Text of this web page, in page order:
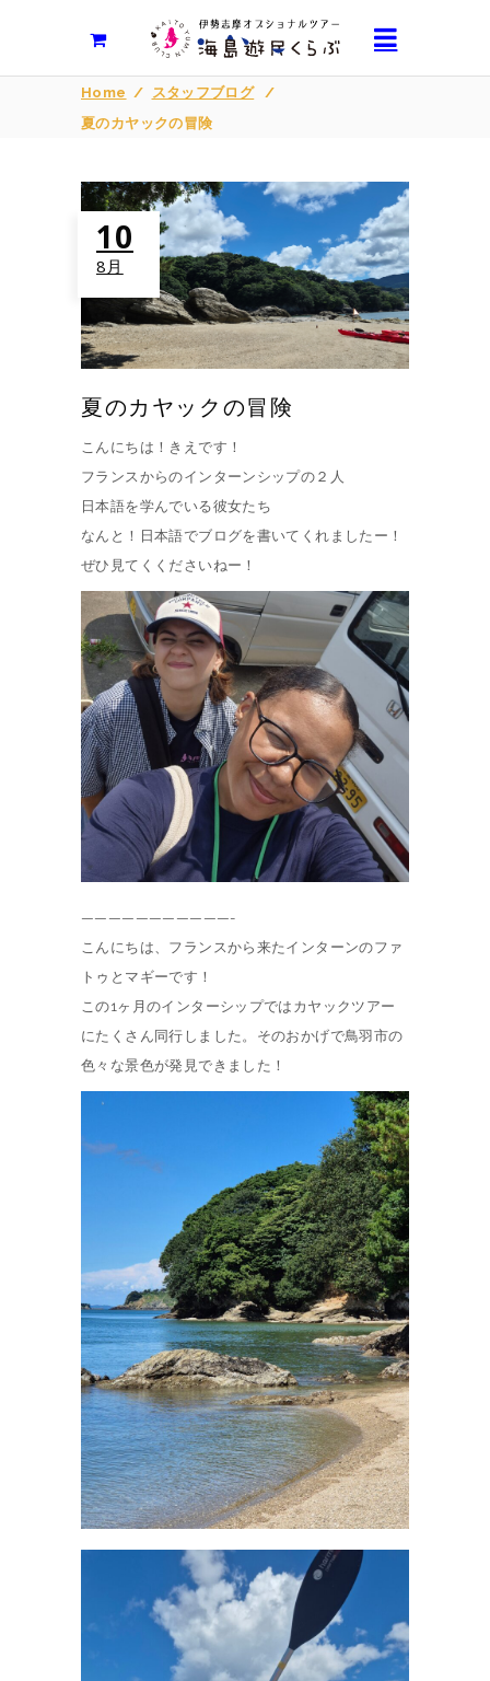
Home / スタッフブログ
/
夏のカヤックの冒険
10
8月
夏のカヤックの冒険
こんにちは！きえです！
フランスからのインターンシップの２人
日本語を学んでいる彼女たち
なんと！日本語でブログを書いてくれましたー！
ぜひ見てくくださいねー！
———————————-
こんにちは、フランスから来たインターンのファ
トゥとマギーです！
この1ヶ月のインターシップではカヤックツアー
にたくさん同行しました。そのおかげで鳥羽市の
色々な景色が発見できました！